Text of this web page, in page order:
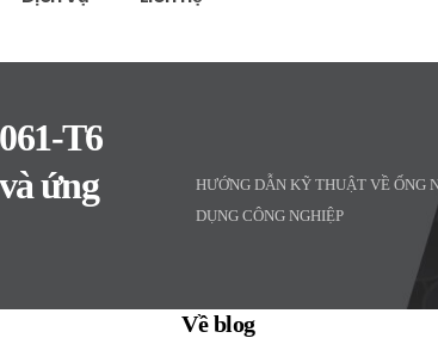
T6
ứng
HƯỚNG DẪN KỸ THUẬT VỀ ỐNG
DỤNG CÔNG NGHIỆP
Về blog